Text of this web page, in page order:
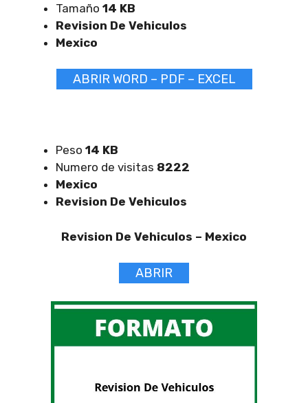
Tamaño 14 KB
Revision De Vehiculos
Mexico
ABRIR WORD – PDF – EXCEL
Peso 14 KB
Numero de visitas 8222
Mexico
Revision De Vehiculos
Revision De Vehiculos – Mexico
ABRIR